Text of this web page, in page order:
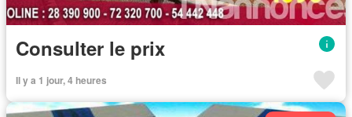
Consulter le prix
Il y a 1 jour, 4 heures